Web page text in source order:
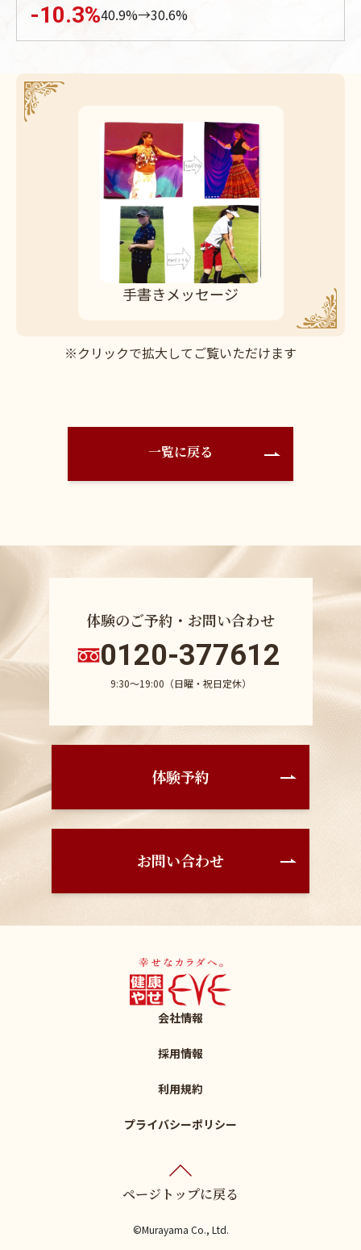
-10.3%40.9%→30.6%
手書きメッセージ
※クリックで拡大してご覧いただけます
一覧に戻る
体験のご予約・お問い合わせ
0120-377612
9:30〜19:00（日曜・祝日定休）
体験予約
お問い合わせ
会社情報
採用情報
利用規約
プライバシーポリシー
ページトップに戻る
©Murayama Co., Ltd.